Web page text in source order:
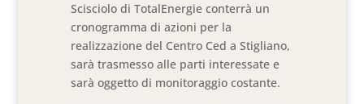
Scisciolo di TotalEnergie conterrà un
cronogramma di azioni per la
realizzazione del Centro Ced a Stigliano,
sarà trasmesso alle parti interessate e
sarà oggetto di monitoraggio costante.